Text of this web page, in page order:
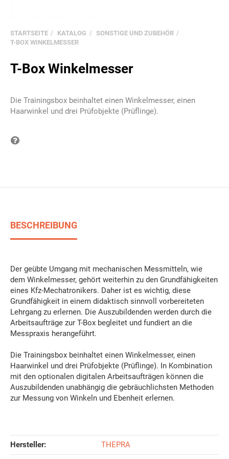
STARTSEITE KATALOG
SONSTIGE UND ZUBEHÖR
T-BOX WINKELMESSER
T-Box Winkelmesser
Die Trainingsbox beinhaltet einen Winkelmesser, einen
Haarwinkel und drei Prüfobjekte (Prüflinge).
BESCHREIBUNG
Der geübte Umgang mit mechanischen Messmitteln, wie
dem Winkelmesser, gehört weiterhin zu den Grundfähigkeiten
eines Kfz-Mechatronikers. Daher ist es wichtig, diese
Grundfähigkeit in einem didaktisch sinnvoll vorbereiteten
Lehrgang zu erlernen. Die Auszubildenden werden durch die
Arbeitsaufträge zur T-Box begleitet und fundiert an die
Messpraxis herangeführt.
Die Trainingsbox beinhaltet einen Winkelmesser, einen
Haarwinkel und drei Prüfobjekte (Prüflinge). In Kombination
mit den optionalen digitalen Arbeitsaufträgen können die
Auszubildenden unabhängig die gebräuchlichsten Methoden
zur Messung von Winkeln und Ebenheit erlernen.
Hersteller: THEPRA